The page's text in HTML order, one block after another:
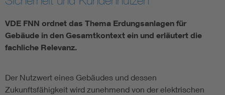
Digitalisierung und Metering
Innovative Netztechnologien
VDE FNN ordnet das Thema Erdungsanlagen für
Gebäude in den Gesamtkontext ein und erläutert die
fachliche Relevanz.
Der Nutzwert eines Gebäudes und dessen
Zukunftsfähigkeit wird zunehmend von der elektrischen